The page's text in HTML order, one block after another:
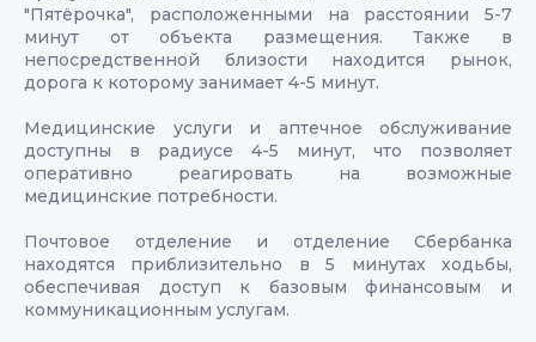
"Пятёрочка", расположенными на расстоянии 5-7
минут от объекта размещения. Также в
непосредственной близости находится рынок,
дорога к которому занимает 4-5 минут.
Медицинские услуги и аптечное обслуживание
доступны в радиусе 4-5 минут, что позволяет
оперативно реагировать на возможные
медицинские потребности.
Почтовое отделение и отделение Сбербанка
находятся приблизительно в 5 минутах ходьбы,
обеспечивая доступ к базовым финансовым и
коммуникационным услугам.